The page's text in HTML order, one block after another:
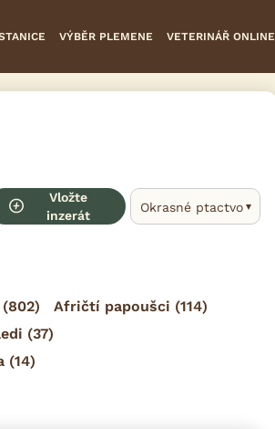
VÝBĚR PLEMENE VETERINÁŘ ONLINE
Vložte
inzerát
Okrasné ptactvo
(802) Afričtí papoušci (114)
(37)
(14)